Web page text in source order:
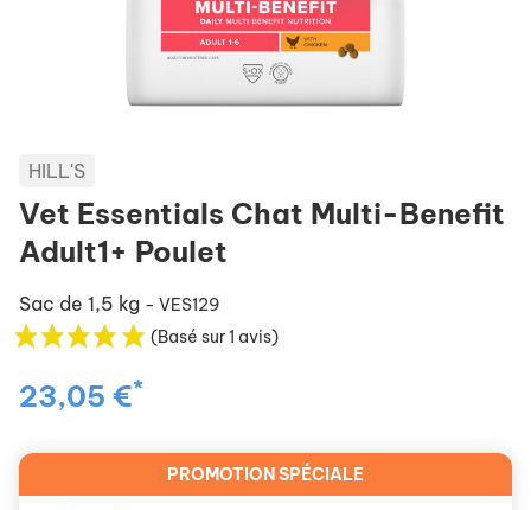
HILL'S
Vet Essentials Chat Multi-Benefit
Adult1+ Poulet
Sac de 1,5 kg - VES129
(Basé sur 1 avis)
23,05 €*
PROMOTION SPÉCIALE